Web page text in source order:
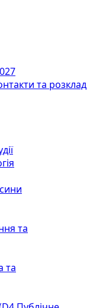
та розклад
та
та